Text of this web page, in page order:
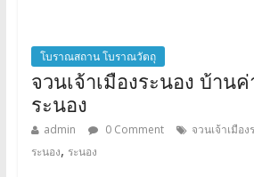
โบราณสถาน โบราณวัตถุ
จวนเจ้าเมืองระนอง บ้านค่
ระนอง
admin 0 Comment จวนเจ้าเมือง
ระนอง, ระนอง